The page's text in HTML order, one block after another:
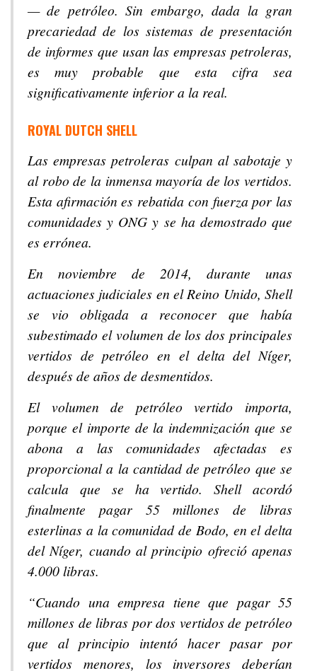
— de petróleo. Sin embargo, dada la gran
precariedad de los sistemas de presentación
de informes que usan las empresas petroleras,
es muy probable que esta cifra sea
significativamente inferior a la real.
ROYAL DUTCH SHELL
Las empresas petroleras culpan al sabotaje y
al robo de la inmensa mayoría de los vertidos.
Esta afirmación es rebatida con fuerza por las
comunidades y ONG y se ha demostrado que
es errónea.
En noviembre de 2014, durante unas
actuaciones judiciales en el Reino Unido, Shell
se vio obligada a reconocer que había
subestimado el volumen de los dos principales
vertidos de petróleo en el delta del Níger,
después de años de desmentidos.
El volumen de petróleo vertido importa,
porque el importe de la indemnización que se
abona a las comunidades afectadas es
proporcional a la cantidad de petróleo que se
calcula que se ha vertido. Shell acordó
finalmente pagar 55 millones de libras
esterlinas a la comunidad de Bodo, en el delta
del Níger, cuando al principio ofreció apenas
4.000 libras.
“Cuando una empresa tiene que pagar 55
millones de libras por dos vertidos de petróleo
que al principio intentó hacer pasar por
vertidos menores, los inversores deberían